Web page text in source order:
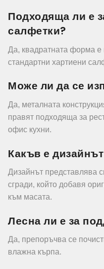
Подходяща ли е
салфетки?
Да, квадратната форма
стандартни хартиени
Може ли да се
Да, металната
правят подходяща за
офис кухни.
Какъв е
Дизайнът представлява
сгради, който добавя
към масата.
Лесна ли е за
Да, препоръчва се
влажна кърпа.